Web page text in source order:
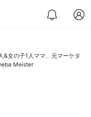
&女の子1人ママ、元マーケタ
Meister